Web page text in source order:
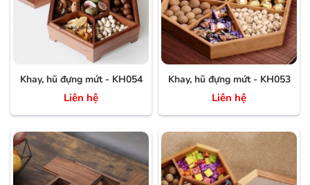
Khay, hũ đựng mứt - KH054
Liên hệ
Khay, hũ đựng mứt - KH053
Liên hệ